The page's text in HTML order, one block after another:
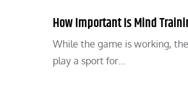
How Important Is Mind
While the game is working,
play a sport for…